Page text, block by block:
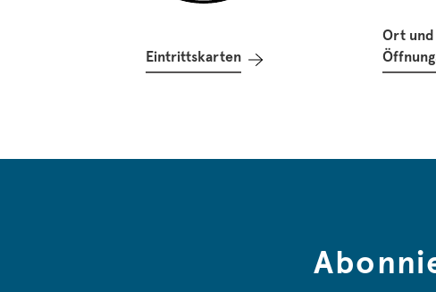
Eintrittskarten
Ort und